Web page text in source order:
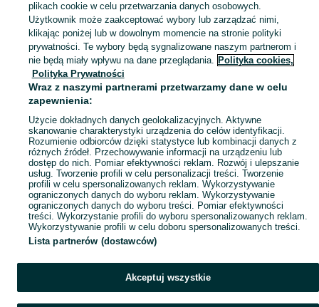
Sprzedaż wiertarko-wkrętarek w Polsce ▶️ Szeroki wybór różnych marek w atrakcyjnych cenach ✅ Nowe i używane ☝ Sprawdź oferty i kupuj na OLX.pl!
Mapa kategorii
Mapa miejscowości
Mapa ministron
Popularne wyszukiwania
plikach cookie w celu przetwarzania danych osobowych.
Użytkownik może zaakceptować wybory lub zarządzać nimi,
klikając poniżej lub w dowolnym momencie na stronie polityki
prywatności. Te wybory będą sygnalizowane naszym partnerom i
nie będą miały wpływu na dane przeglądania. Polityka cookies,
Polityka Prywatności
Wraz z naszymi partnerami przetwarzamy dane w celu
zapewnienia:
Użycie dokładnych danych geolokalizacyjnych. Aktywne
skanowanie charakterystyki urządzenia do celów identyfikacji.
Rozumienie odbiorców dzięki statystyce lub kombinacji danych z
różnych źródeł. Przechowywanie informacji na urządzeniu lub
dostęp do nich. Pomiar efektywności reklam. Rozwój i ulepszanie
usług. Tworzenie profili w celu personalizacji treści. Tworzenie
profili w celu spersonalizowanych reklam. Wykorzystywanie
ograniczonych danych do wyboru reklam. Wykorzystywanie
ograniczonych danych do wyboru treści. Pomiar efektywności
treści. Wykorzystanie profili do wyboru spersonalizowanych reklam.
Wykorzystywanie profili w celu doboru spersonalizowanych treści.
Lista partnerów (dostawców)
Akceptuj wszystkie